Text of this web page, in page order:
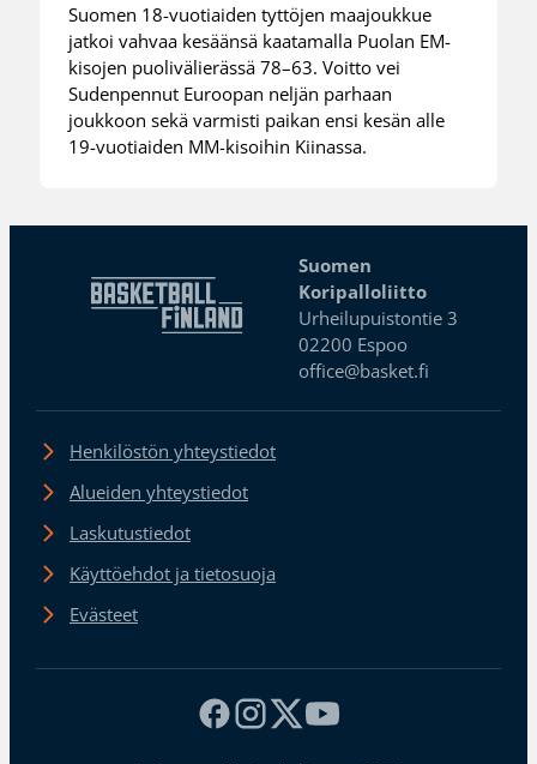
Suomen 18-vuotiaiden tyttöjen maajoukkue
jatkoi vahvaa kesäänsä kaatamalla Puolan EM-
kisojen puolivälierässä 78–63. Voitto vei
Sudenpennut Euroopan neljän parhaan
joukkoon sekä varmisti paikan ensi kesän alle
19-vuotiaiden MM-kisoihin Kiinassa.
Suomen
Koripalloliitto
Urheilupuistontie 3
02200 Espoo
office@basket.fi
Henkilöstön yhteystiedot
Alueiden yhteystiedot
Laskutustiedot
Käyttöehdot ja tietosuoja
Evästeet